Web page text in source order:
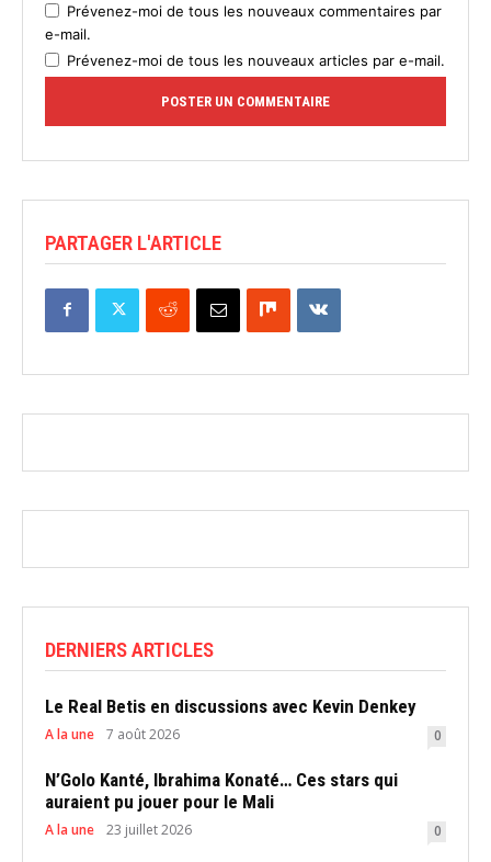
Prévenez-moi de tous les nouveaux commentaires par
e-mail.
Prévenez-moi de tous les nouveaux articles par e-mail.
PARTAGER L'ARTICLE
DERNIERS ARTICLES
Le Real Betis en discussions avec Kevin Denkey
A la une 7 août 2026 0
N’Golo Kanté, Ibrahima Konaté… Ces stars qui
auraient pu jouer pour le Mali
A la une 23 juillet 2026 0